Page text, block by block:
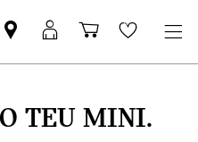
Pesquisar
parceiro
Iniciar
sessão
Carrinho
de
Wishlist
TEU MINI.